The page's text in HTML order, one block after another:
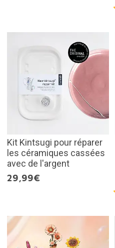
Kit Kintsugi pour réparer
les céramiques cassées
avec de l'argent
29,99€